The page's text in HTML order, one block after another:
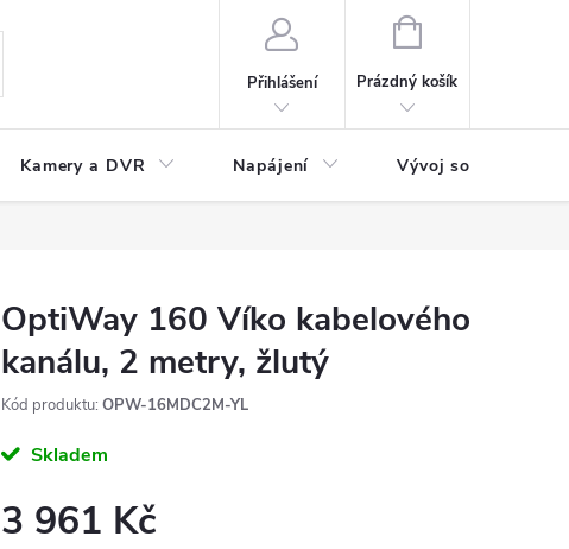
Přihlášení
NÁKUPNÍ
Prázdný košík
Kamery a DVR Napájení Vývoj software
OptiWay 160 Víko kabelového
kanálu, 2 metry, žlutý
Kód produktu: OPW-16MDC2M-YL
Skladem
3 961 Kč